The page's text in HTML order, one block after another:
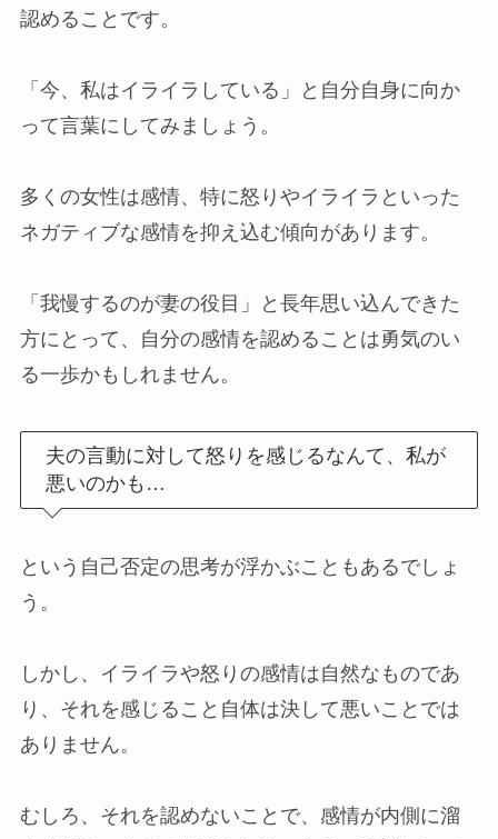
認めることです。
「今、私はイライラしている」と自分自身に向か
って言葉にしてみましょう。
多くの女性は感情、特に怒りやイライラといった
ネガティブな感情を抑え込む傾向があります。
「我慢するのが妻の役目」と長年思い込んできた
方にとって、自分の感情を認めることは勇気のい
る一歩かもしれません。
夫の言動に対して怒りを感じるなんて、私が
悪いのかも…
という自己否定の思考が浮かぶこともあるでしょ
う。
しかし、イライラや怒りの感情は自然なものであ
り、それを感じること自体は決して悪いことでは
ありません。
むしろ、それを認めないことで、感情が内側に溜